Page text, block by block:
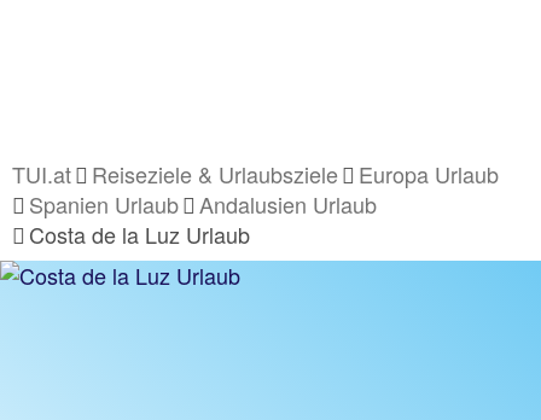
TUI.at Reiseziele & Urlaubsziele
Europa Urlaub
Spanien Urlaub
Andalusien Urlaub
Costa de la Luz Urlaub